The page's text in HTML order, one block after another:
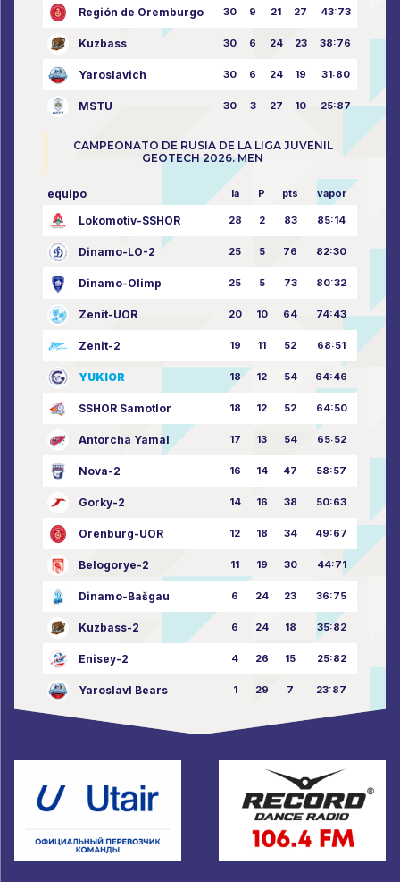
Región de Oremburgo 30 9 21 27 43:73
Kuzbass 30 6 24 23 38:76
Yaroslavich 30 6 24 19 31:80
MSTU 30 3 27 10 25:87
CAMPEONATO DE RUSIA DE LA LIGA JUVENIL
GEOTECH 2026. MEN
equipo la P pts vapor
Lokomotiv-SSHOR 28 2 83 85:14
Dinamo-LO-2 25 5 76 82:30
Dinamo-Olimp 25 5 73 80:32
Zenit-UOR 20 10 64 74:43
Zenit-2 19 11 52 68:51
YUKIOR 18 12 54 64:46
SSHOR Samotlor 18 12 52 64:50
Antorcha Yamal 17 13 54 65:52
Nova-2 16 14 47 58:57
Gorky-2 14 16 38 50:63
Orenburg-UOR 12 18 34 49:67
Belogorye-2 11 19 30 44:71
Dinamo-Bašgau 6 24 23 36:75
Kuzbass-2 6 24 18 35:82
Enisey-2 4 26 15 25:82
Yaroslavl Bears 1 29 7 23:87